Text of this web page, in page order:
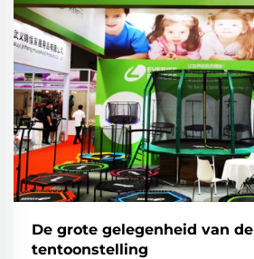
De grote gelegenheid van de
tentoonstelling